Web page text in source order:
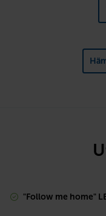
"Follow me home"